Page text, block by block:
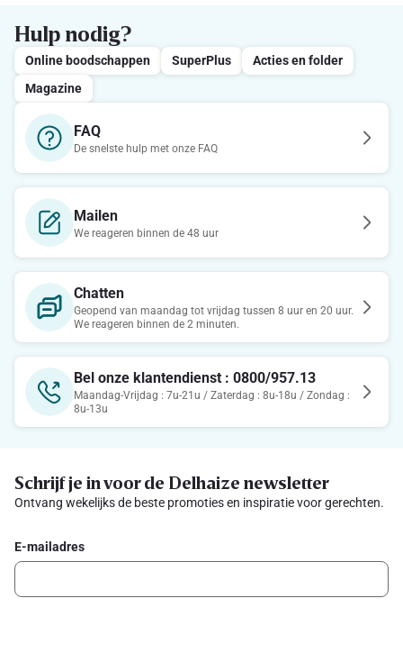
Hulp nodig?
Online boodschappen SuperPlus
Acties en folder
Magazine
FAQ
De snelste hulp met onze FAQ
Mailen
We reageren binnen de 48 uur
Chatten
Geopend van maandag tot vrijdag tussen 8 uur en 20 uur.
We reageren binnen de 2 minuten.
Bel onze klantendienst : 0800/957.13
Maandag-Vrijdag : 7u-21u / Zaterdag : 8u-18u / Zondag :
8u-13u
Schrijf je in voor de Delhaize newsletter
Ontvang wekelijks de beste promoties en inspiratie voor gerechten.
E-mailadres